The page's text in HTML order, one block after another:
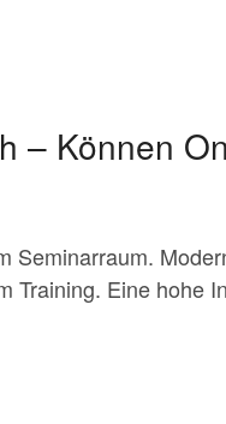
– Können
Seminarraum.
Training. Eine hohe